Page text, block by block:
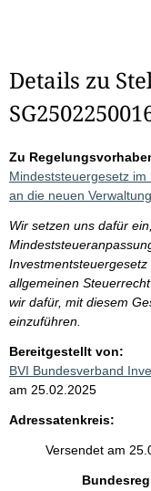
Details zu
Zu
Mindeststeuergesetz
an die neuen
Wir setzen uns dafür
allgemeinen
wir dafür, mit diesem
einzuführen.
Bereitgestellt von:
BVI Bundesverband
am 25.02.2025
Adressatenkreis:
Versendet am